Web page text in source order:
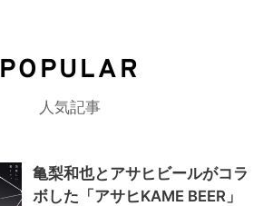
POPULAR
人気記事
亀梨和也とアサヒビールがコラ
ボした「アサヒKAME BEER」